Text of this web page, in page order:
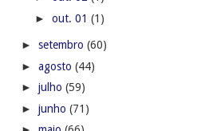
► out. 01 (1)
► setembro (60)
► agosto (44)
► julho (59)
► junho (71)